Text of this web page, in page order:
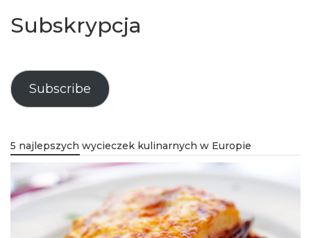
Subskrypcja
Subscribe
5 najlepszych wycieczek kulinarnych w Europie